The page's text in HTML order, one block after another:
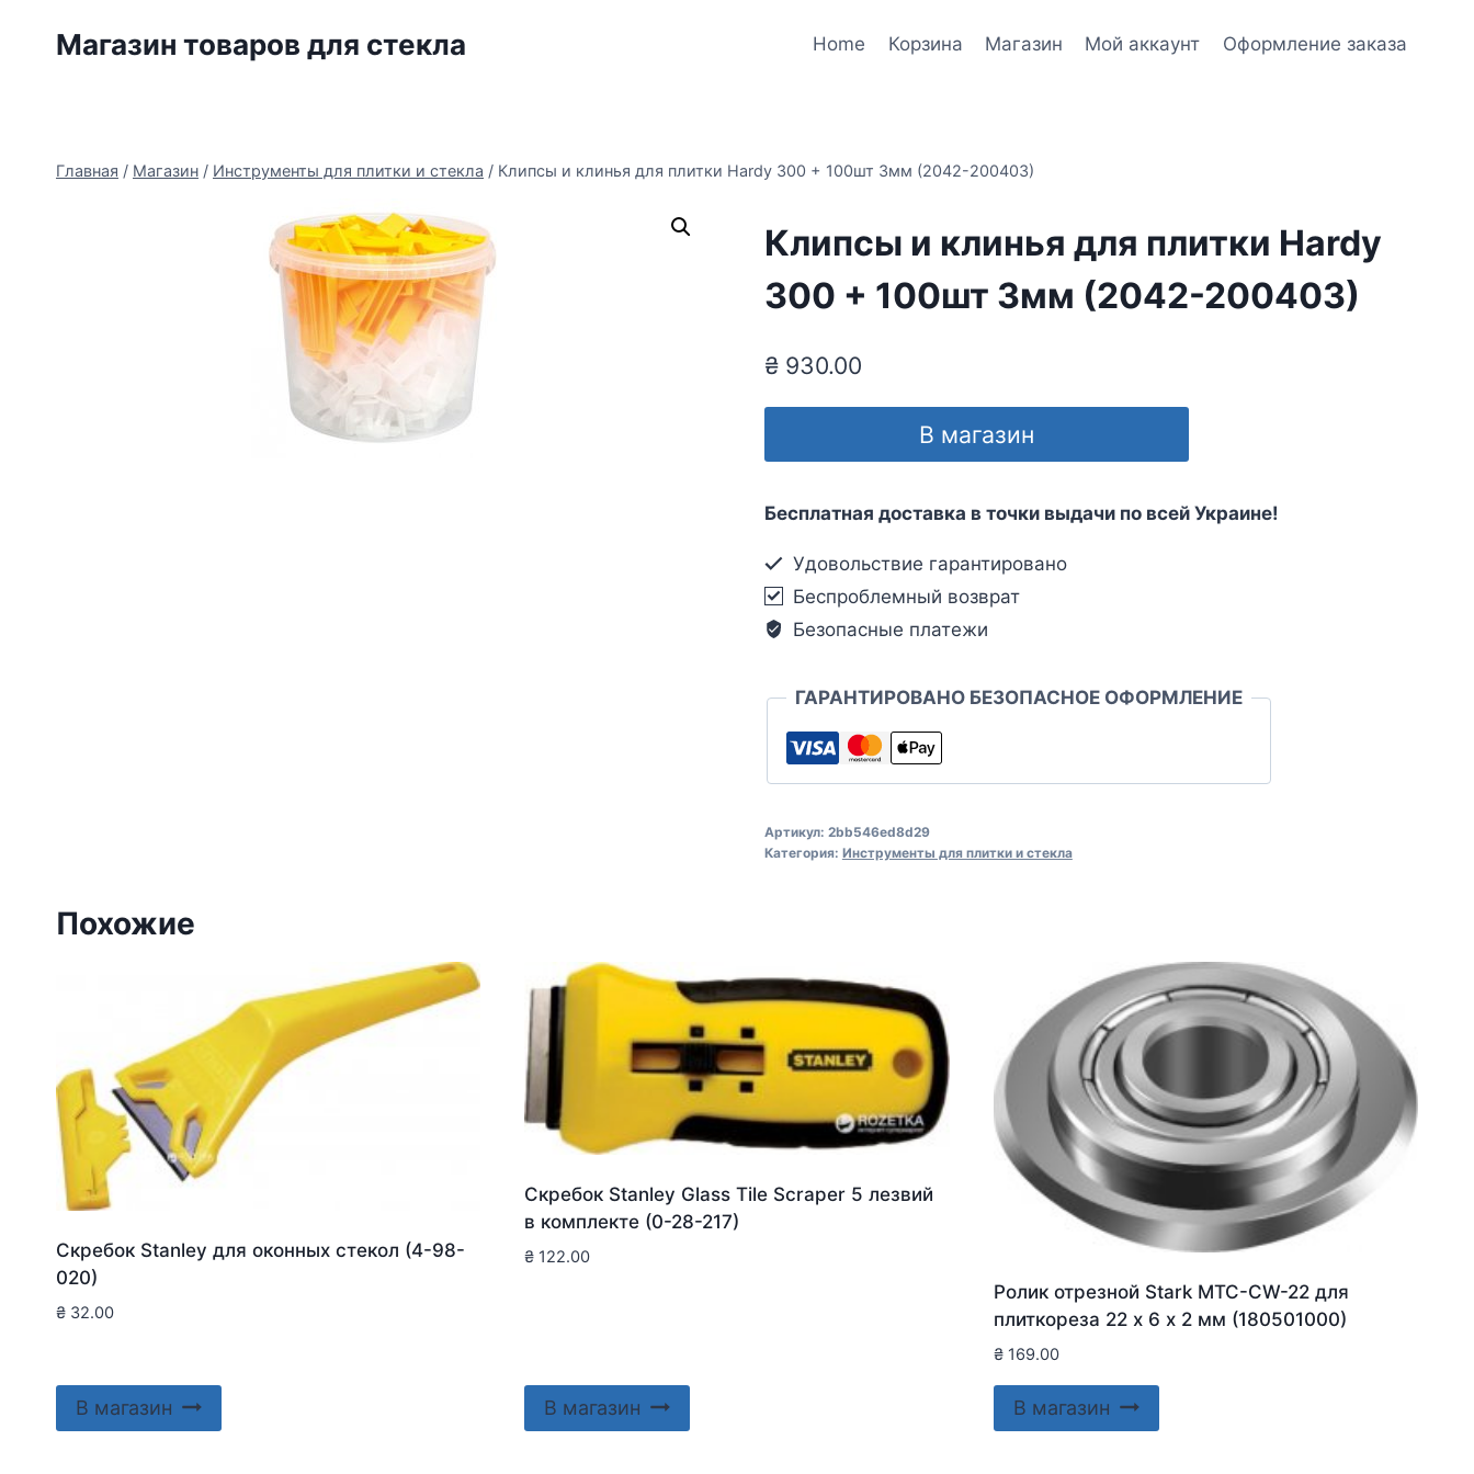
Магазин товаров для стекла Home Корзина Магазин Мой аккаунт Оформление заказа
Главная / Магазин / Инструменты для плитки и стекла / Клипсы и клинья для плитки Hardy 300 + 100шт 3мм (2042-200403)
Клипсы и клинья для плитки Hardy
300 + 100шт 3мм (2042-200403)
₴930.00
В магазин
Бесплатная доставка в точки выдачи по всей Украине!
Удовольствие гарантировано
Беспроблемный возврат
Безопасные платежи
ГАРАНТИРОВАНО БЕЗОПАСНОЕ ОФОРМЛЕНИЕ
Артикул: 2bb546ed8d29
Категория: Инструменты для плитки и стекла
Похожие
Скребок Stanley для оконныx стекол (4-98-
020)
₴ 32.00
В магазин
Скребок Stanley Glass Tile Scraper 5 лезвий
в комплекте (0-28-217)
₴ 122.00
В магазин
Ролик отрезной Stark MTC-CW-22 для
плиткореза 22 х 6 х 2 мм (180501000)
₴169.00
В магазин